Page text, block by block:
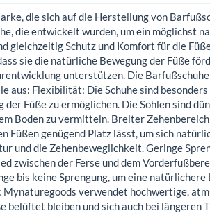
die sich auf die Herstellung von
die entwickelt wurden, um ein möglichst
gleichzeitig Schutz und Komfort für die
sie die natürliche Bewegung der Füße
unterstützen. Die
aus: Flexibilität: Die Schuhe sind
Füße zu ermöglichen. Die Sohlen sind
Boden zu vermitteln. Breiter
Füßen genügend Platz lässt, um sich
und die Zehenbeweglichkeit. Geringe
zwischen der Ferse und dem
bis keine Sprengung, um eine
verwendet hochwertige,
belüftet bleiben und sich auch bei längeren